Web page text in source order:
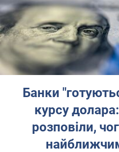
Банки
курсу
розповіли,